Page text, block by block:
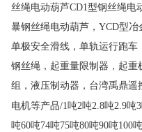
丝绳电动葫芦CD1型钢丝绳电
暴钢丝绳电动葫芦，YCD型
单极安全滑线，单轨运行跑车
钢丝绳，起重量限制器，起
组，液压制动器，台湾禹鼎
电机等产品/1吨2吨2.8吨2.9吨
吨60吨74吨75吨80吨90吨100